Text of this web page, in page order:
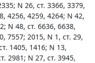
N 26, ст. 3366, 3379,
4256, 4259, 4264; N 42,
N 48, ст. 6636, 6638,
7557; 2015, N 1, ст. 29,
1405, 1416; N 13,
2981; N 27, ст. 3945,